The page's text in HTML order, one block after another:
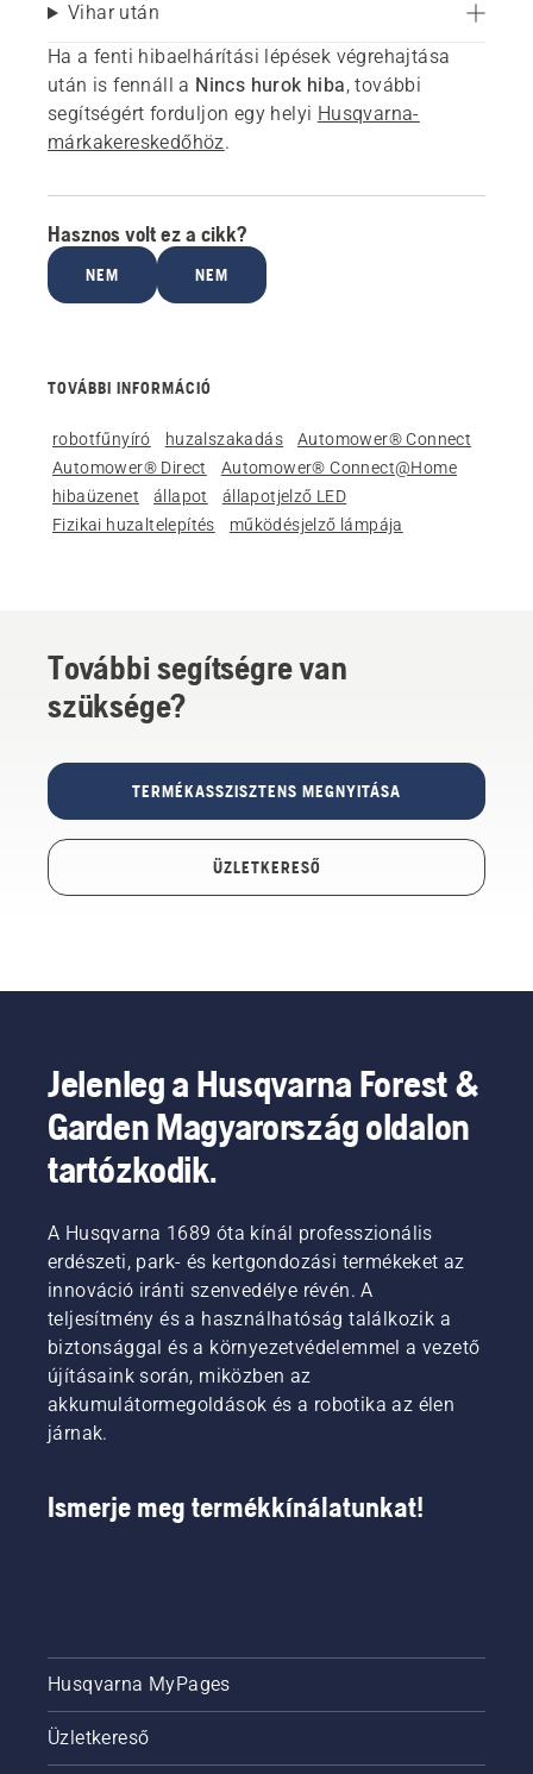
Vihar után
Ha a fenti hibaelhárítási lépések végrehajtása
után is fennáll a Nincs hurok hiba, további
segítségért forduljon egy helyi Husqvarna-
márkakereskedőhöz.
Hasznos volt ez a cikk?
NEM NEM
TOVÁBBI INFORMÁCIÓ
robotfűnyíró huzalszakadás
Automower® Connect
Automower® Direct
Automower® Connect@Home
hibaüzenet
állapot
állapotjelző LED
Fizikai huzaltelepítés
működésjelző lámpája
További segítségre van
szüksége?
TERMÉKASSZISZTENS MEGNYITÁSA
ÜZLETKERESŐ
Jelenleg a Husqvarna Forest &
Garden Magyarország oldalon
tartózkodik.
A Husqvarna 1689 óta kínál professzionális
erdészeti, park- és kertgondozási termékeket az
innováció iránti szenvedélye révén. A
teljesítmény és a használhatóság találkozik a
biztonsággal és a környezetvédelemmel a vezető
újításaink során, miközben az
akkumulátormegoldások és a robotika az élen
járnak.
Ismerje meg termékkínálatunkat!
Husqvarna MyPages
Üzletkereső